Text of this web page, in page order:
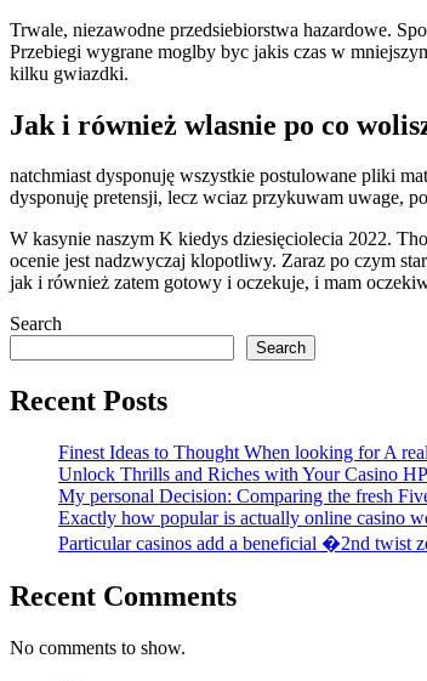
Trwale, niezawodne przedsiebiorstwa hazardowe.
Przebiegi wygrane moglby byc jakis czas w
kilku gwiazdki.
Jak i również wlasnie po co
natchmiast dysponuję wszystkie postulowane pliki
dysponuję pretensji, lecz wciaz przykuwam uwage,
W kasynie naszym K kiedys dziesięciolecia 2022.
ocenie jest nadzwyczaj klopotliwy. Zaraz po czym
jak i również zatem gotowy i oczekuje, i mam
Search
Search
Recent Posts
Finest Ideas to Thought When looking for A
Unlock Thrills and Riches with Your Casino
My personal Decision: Comparing the fresh
Exactly how popular is actually online casino
Particular casinos add a beneficial �2nd twist
Recent Comments
No comments to show.